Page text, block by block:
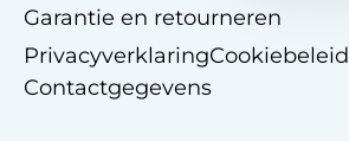
Garantie en retourneren
PrivacyverklaringCookiebeleid
Contactgegevens